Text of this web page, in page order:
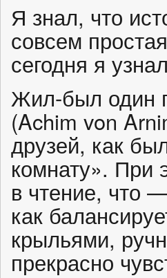
Я знал, что
совсем
сегодня я
Жил-был один
(Achim von
друзей, как
комнату». При
в чтение, что
как
крыльями,
прекрасно